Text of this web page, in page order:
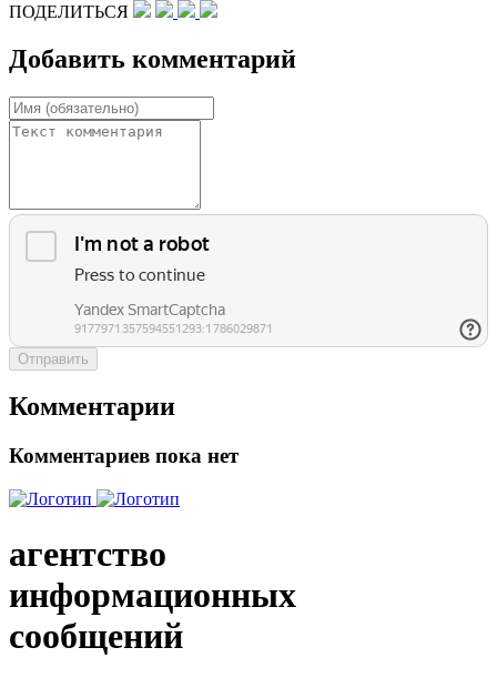
ПОДЕЛИТЬСЯ
Добавить комментарий
Отправить
Комментарии
Комментариев пока нет
агентство
информационных
сообщений